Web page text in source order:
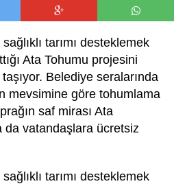
tarımı desteklemek
Ata Tohumu projesini
taşıyor. Belediye seralarında
mevsimine göre tohumlama
saf mirası Ata
da vatandaşlara ücretsiz
tarımı desteklemek